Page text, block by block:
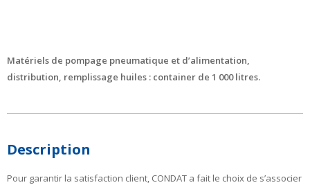
Matériels de pompage pneumatique et d’alimentation,
distribution, remplissage huiles : container de 1 000 litres.
Description
Pour garantir la satisfaction client, CONDAT a fait le choix de s’associer